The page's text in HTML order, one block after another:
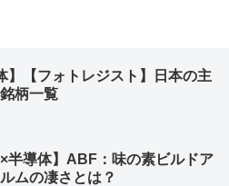
】【フォトレジスト】日本の主
柄一覧
×半導体】ABF：味の素ビルドア
ムの凄さとは？